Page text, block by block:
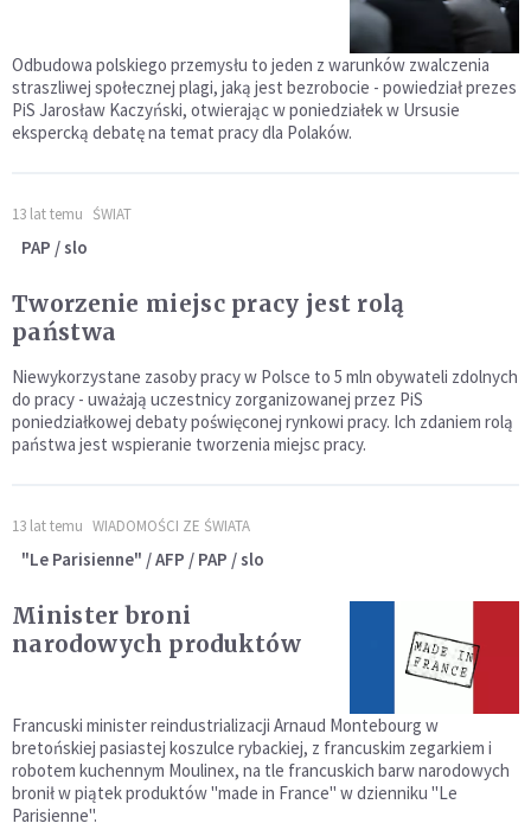
Odbudowa polskiego przemysłu to jeden z warunków zwalczenia
straszliwej społecznej plagi, jaką jest bezrobocie - powiedział prezes
PiS Jarosław Kaczyński, otwierając w poniedziałek w Ursusie
ekspercką debatę na temat pracy dla Polaków.
13 lat temu ŚWIAT
PAP / slo
Tworzenie miejsc pracy jest rolą
państwa
Niewykorzystane zasoby pracy w Polsce to 5 mln obywateli zdolnych
do pracy - uważają uczestnicy zorganizowanej przez PiS
poniedziałkowej debaty poświęconej rynkowi pracy. Ich zdaniem rolą
państwa jest wspieranie tworzenia miejsc pracy.
13 lat temu WIADOMOŚCI ZE ŚWIATA
"Le Parisienne" / AFP / PAP / slo
Minister broni
narodowych produktów
Francuski minister reindustrializacji Arnaud Montebourg w
bretońskiej pasiastej koszulce rybackiej, z francuskim zegarkiem i
robotem kuchennym Moulinex, na tle francuskich barw narodowych
bronił w piątek produktów "made in France" w dzienniku "Le
Parisienne".